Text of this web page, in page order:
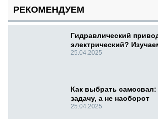
РЕКОМЕНДУЕМ
Гидравлический
электрический?
25.04.2025
Как выбрать самосвал:
задачу, а не наоборот
25.04.2025